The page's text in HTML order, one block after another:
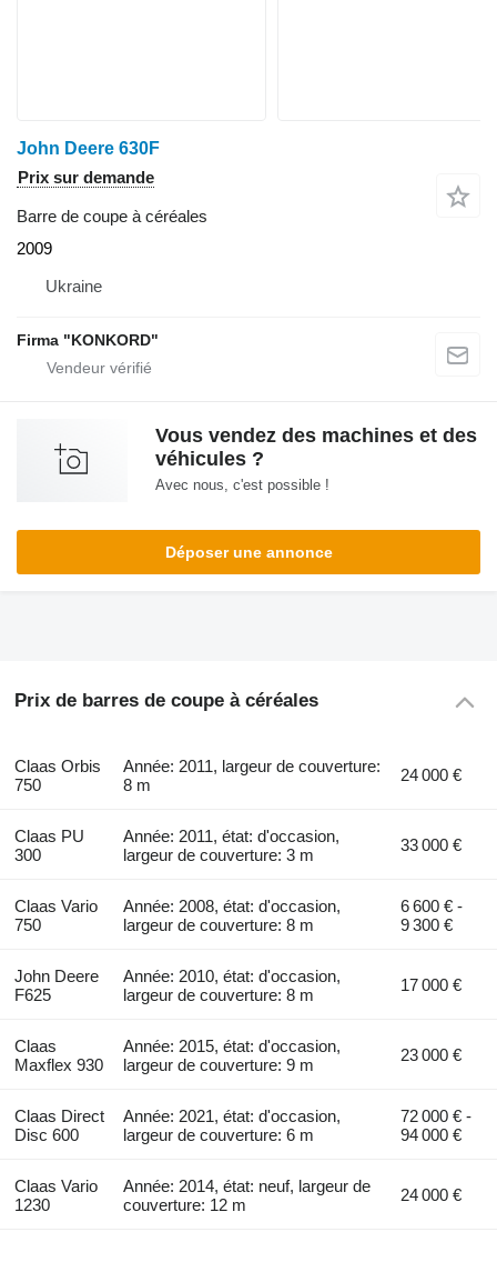
John Deere 630F
Prix sur demande
Barre de coupe à céréales
2009
Ukraine
Firma "KONKORD"
Vous vendez des machines et des
véhicules ?
Avec nous, c'est possible !
Déposer une annonce
Prix de barres de coupe à céréales
Claas Orbis
750
Année: 2011, largeur de couverture:
8 m
24 000 €
Claas PU
300
Année: 2011, état: d'occasion,
largeur de couverture: 3 m
33 000 €
Claas Vario
750
Année: 2008, état: d'occasion,
largeur de couverture: 8 m
6 600 € -
9 300 €
John Deere
F625
Année: 2010, état: d'occasion,
largeur de couverture: 8 m
17 000 €
Claas
Maxflex 930
Année: 2015, état: d'occasion,
largeur de couverture: 9 m
23 000 €
Claas Direct
Disc 600
Année: 2021, état: d'occasion,
largeur de couverture: 6 m
72 000 € -
94 000 €
Claas Vario
1230
Année: 2014, état: neuf, largeur de
couverture: 12 m
24 000 €